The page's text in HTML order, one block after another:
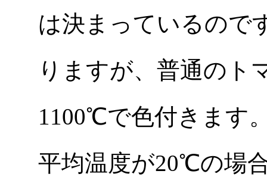
は決まっているので
りますが、普通のト
1100℃で色付きます
平均温度が20℃の場